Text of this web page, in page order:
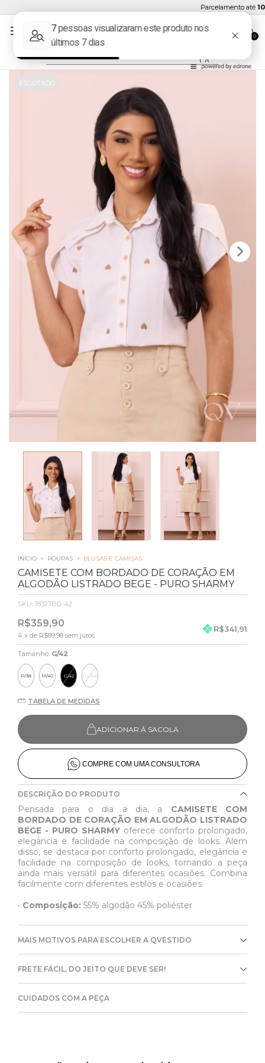
Parcelamento até10x
0
ESGOTADO
INÍCIO > ROUPAS > BLUSAS E CAMISAS
CAMISETE COM BORDADO DE CORAÇÃO EM
ALGODÃO LISTRADO BEGE - PURO SHARMY
SKU: 18327BG-42
R$359,90
4 x de R$89,98 sem juros
R$341,91
Tamanho: G/42
P/38 M/40 G/42 GG/44
TABELA DE MEDIDAS
ADICIONAR À SACOLA
COMPRE COM UMA CONSULTORA
DESCRIÇÃO DO PRODUTO
Pensada para o dia a dia, a CAMISETE COM
BORDADO DE CORAÇÃO EM ALGODÃO LISTRADO
BEGE - PURO SHARMY oferece conforto prolongado,
elegância e facilidade na composição de looks. Além
disso, se destaca por conforto prolongado, elegância e
facilidade na composição de looks, tornando a peça
ainda mais versátil para diferentes ocasiões. Combina
facilmente com diferentes estilos e ocasiões.
• Composição: 55% algodão 45% poliéster
MAIS MOTIVOS PARA ESCOLHER A QVESTIDO
FRETE FÁCIL, DO JEITO QUE DEVE SER!
CUIDADOS COM A PEÇA